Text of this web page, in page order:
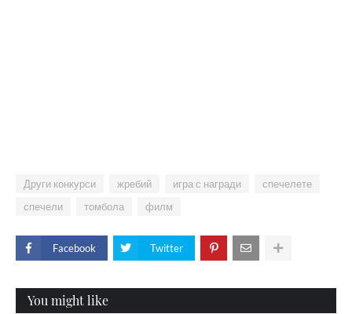
Други конкурси жребий игра с награди
спечелете
спечели
томбола филм
Facebook Twitter
You might like